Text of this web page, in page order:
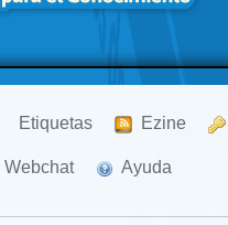
Etiquetas Ezine
Webchat Ayuda